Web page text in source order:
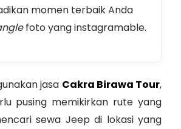
momen terbaik Anda
foto yang instagramable.
jasa Cakra Birawa Tour,
pusing memikirkan rute yang
sewa Jeep di lokasi yang